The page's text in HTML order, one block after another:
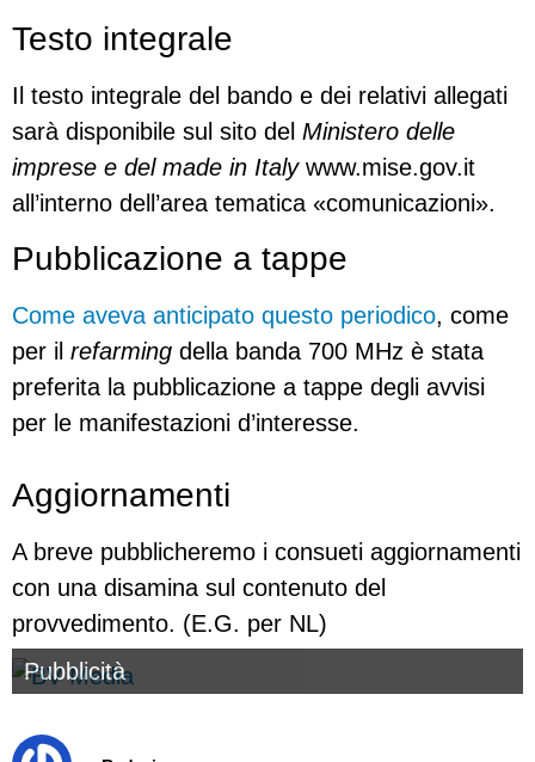
Testo integrale
Il testo integrale del bando e dei relativi allegati
sarà disponibile sul sito del Ministero delle
imprese e del made in Italywww.mise.gov.it
all’interno dell’area tematica «comunicazioni».
Pubblicazione a tappe
Come aveva anticipato questo periodico, come
per il refarming della banda 700 MHz è stata
preferita la pubblicazione a tappe degli avvisi
per le manifestazioni d’interesse.
Aggiornamenti
A breve pubblicheremo i consueti aggiornamenti
con una disamina sul contenuto del
provvedimento. (E.G. per NL)
Pubblicità